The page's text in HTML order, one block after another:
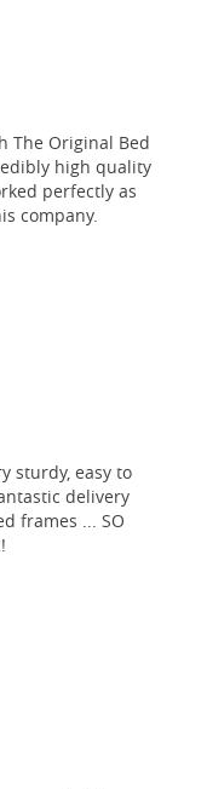
The Original Bed
high quality
perfectly as
company.
sturdy, easy to
delivery
frames ... SO